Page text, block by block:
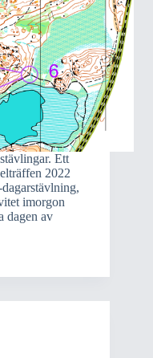
Ett
2022
imorgon
dagen av